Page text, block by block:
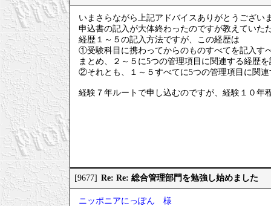
いまさらながら上記アドバイスありがとうござい
申込書の記入が大体終わったのですが教えていた
経歴１～５の記入方法ですが、この経歴は
①受験科目に携わってからのものすべてを記入す
まとめ、２～５に5つの管理項目に関連する経歴
②それとも、１～５すべてに5つの管理項目に関
経験７年ルートで申し込むのですが、経験１０
[9677] Re: Re: 総合管理部門を勉強し始めました
ニッポニアにっぽん 様